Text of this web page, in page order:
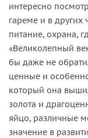
интересно
гареме и в других
питание, охрана,
«Великолепный
бы даже не
ценные и
который она
золота и
яйцо, различные
значение в